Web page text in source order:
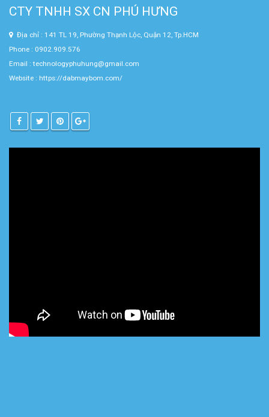
CTY TNHH SX CN PHÚ HƯNG
Địa chỉ : 141 TL 19, Phường Thạnh Lộc, Quận 12, Tp.HCM
Phone : 0902.909.576
Email : technologyphuhung@gmail.com
Website : https://dabmaybom.com/